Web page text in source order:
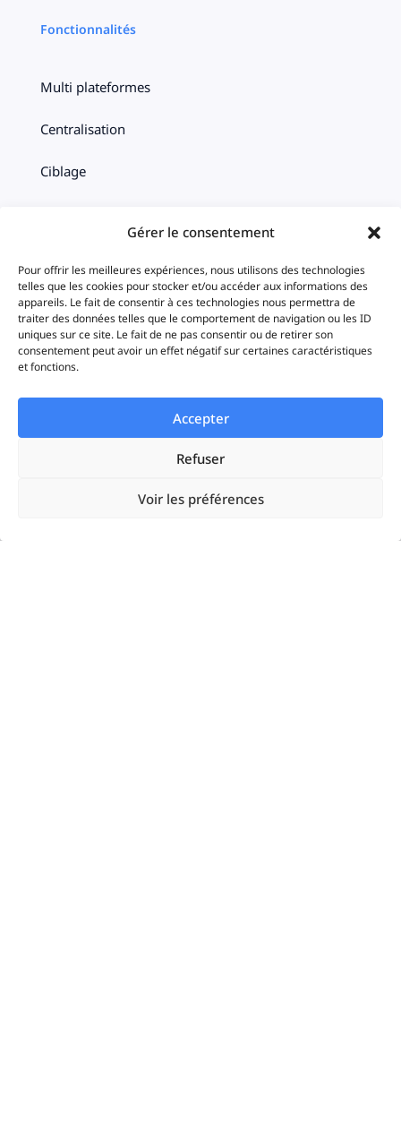
Gérer le consentement
Pour offrir les meilleures expériences, nous utilisons des technologies
telles que les cookies pour stocker et/ou accéder aux informations des
appareils. Le fait de consentir à ces technologies nous permettra de
traiter des données telles que le comportement de navigation ou les ID
uniques sur ce site. Le fait de ne pas consentir ou de retirer son
consentement peut avoir un effet négatif sur certaines caractéristiques
et fonctions.
Accepter
Refuser
Voir les préférences
Fonctionnalités
Multi plateformes
Centralisation
Ciblage
iAds
Solutions